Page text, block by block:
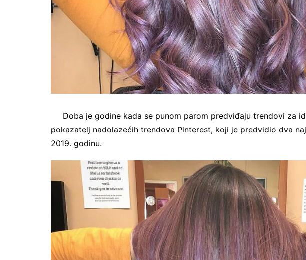
Doba je godine kada se punom parom predviđaju trendovi za
pokazatelj nadolazećih trendova Pinterest, koji je predvidio dva
2019. godinu.